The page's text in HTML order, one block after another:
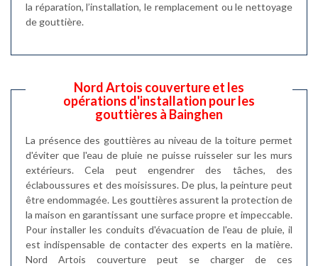
la réparation, l’installation, le remplacement ou le nettoyage
de gouttière.
Nord Artois couverture et les
opérations d'installation pour les
gouttières à Bainghen
La présence des gouttières au niveau de la toiture permet
d'éviter que l'eau de pluie ne puisse ruisseler sur les murs
extérieurs. Cela peut engendrer des tâches, des
éclaboussures et des moisissures. De plus, la peinture peut
être endommagée. Les gouttières assurent la protection de
la maison en garantissant une surface propre et impeccable.
Pour installer les conduits d'évacuation de l'eau de pluie, il
est indispensable de contacter des experts en la matière.
Nord Artois couverture peut se charger de ces